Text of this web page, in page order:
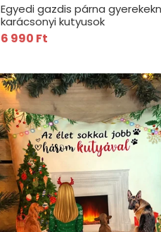
Egyedi gazdis párna
karácsonyi kutyusok
6 990 Ft